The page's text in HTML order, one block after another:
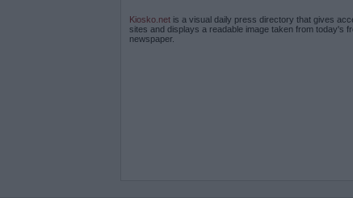
Kiosko.net is a visual daily press directory that gives
sites and displays a readable image taken from today's
newspaper.